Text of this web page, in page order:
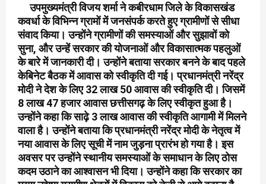
उपमुख्यमंत्री विजय शर्मा ने कबीरधाम जिले के विकासखंड
कवर्धा के विभिन्न ग्रामों में जनसंपर्क करते हुए ग्रामीणों से सीधा
संवाद किया। उन्होंने ग्रामीणों की समस्याओं और सुझावों को
सुना, और उन्हें सरकार की योजनाओं और विकासात्मक पहलुओं
के बारे में जानकारी दी। उन्होंने बताया सरकार बनने के बाद पहले
केबिनेट बैठक में आवास को स्वीकृति दी गई। प्रधानमंत्री नरेंद्र
मोदी ने देश के लिए 32 लाख 50 आवास की स्वीकृति दी। जिसमें
8 लाख 47 हजार आवास छत्तीसगढ़ के लिए स्वीकृत हुआ है।
उन्होंने कहा कि साढ़े 3 लाख आवास की स्वीकृति आगामी में मिलने
वाला है। उन्होंने बताया कि प्रधानमंत्री नरेंद्र मोदी के नेतृत्व में
नया आवास के लिए सूची में नाम जुड़ना प्रारंभ हो गया है। इस
अवसर पर उन्होंने स्थानीय समस्याओं के समाधान के लिए ठोस
कदम उठाने का आश्वासन भी दिया। उन्होंने कहा कि सरकार का